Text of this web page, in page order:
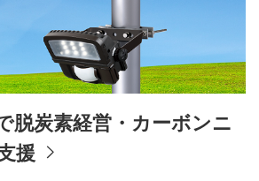
脱炭素経営・カーボンニ
援